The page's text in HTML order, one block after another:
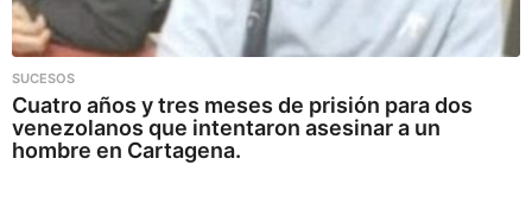
SUCESOS
Cuatro años y tres meses de prisión para dos
venezolanos que intentaron asesinar a un
hombre en Cartagena.